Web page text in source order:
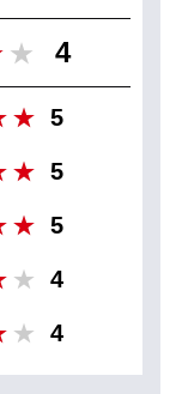
4
5
5
5
4
4